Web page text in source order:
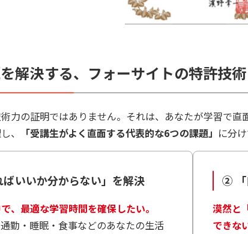
解決する、フォーサイトの特許技術
力の証明ではありません。それは、あなたが学習で直
、
「受講生がよく直面する代表的な6つの課題」 に分
いいか分からない」を解決
、最適な学習時間を確保したい。
勤・睡眠・食事などのあなたの生活
② 「
漠然と
できな